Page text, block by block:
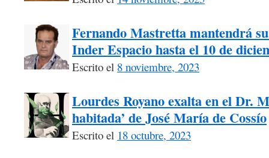
Fernando Mastretta mantendrá
Inder Espacio hasta el 10 de
Escrito el 8 noviembre, 2023
Lourdes Royano exalta en el Dr.
habitada’ de José María de Cossío
Escrito el 18 octubre, 2023